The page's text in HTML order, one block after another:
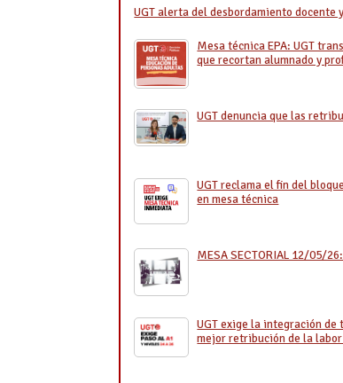
UGT alerta del desbordamiento docente
Mesa técnica EPA: UGT
que recortan alumnado y
UGT denuncia que las
UGT reclama el fin del
en mesa técnica
MESA SECTORIAL 12/05/
UGT exige la integración de
mejor retribución de la